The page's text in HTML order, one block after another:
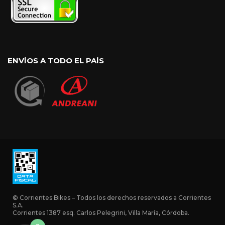
ENVÍOS A TODO EL PAÍS
© Corrientes Bikes – Todos los derechos reservados a Corrientes
S.A.
Corrientes 1387 esq. Carlos Pelegrini, Villa María, Córdoba.